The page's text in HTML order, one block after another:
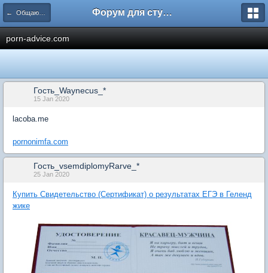
← Общаются менеджеры Форум для студента СГА
porn-advice.com
Гость_Waynecus_*
15 Jan 2020
lacoba.me
pornonimfa.com
Гость_vsemdiplomyRarve_*
25 Jan 2020
Купить Свидетельство (Сертификат) о результатах ЕГЭ в Геленд
жике